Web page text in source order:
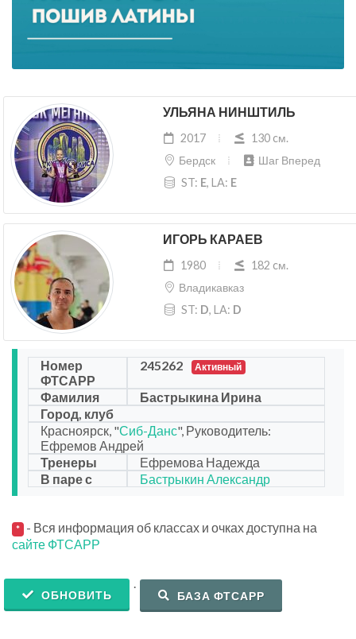
УЛЬЯНА НИНШТИЛЬ
2017
130 cм.
Бердск
Шаг Вперед
ST: E, LA: E
ИГОРЬ КАРАЕВ
1980
182 cм.
Владикавказ
ST: D, LA: D
Номер
ФТСАРР
245262 Активный
Фамилия
Бастрыкина Ирина
Город, клуб
Красноярск, "Сиб-Данс", Руководитель:
Ефремов Андрей
Тренеры
Ефремова Надежда
В паре с
Бастрыкин Александр
* - Вся информация об классах и очках доступна на
сайте ФТСАРР
ОБНОВИТЬ
.
БАЗА ФТСАРР